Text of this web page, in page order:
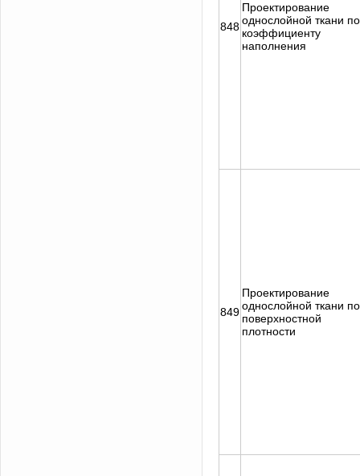
848
Проектирование
однослойной ткани по
коэффициенту
наполнения
849
Проектирование
однослойной ткани по
поверхностной
плотности